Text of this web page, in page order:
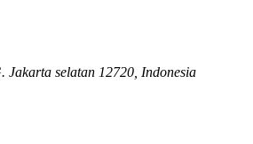
Jakarta selatan 12720, Indonesia